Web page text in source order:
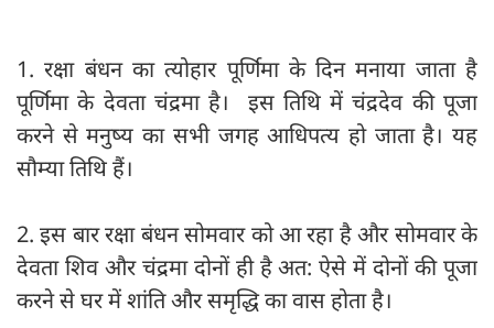
1. रक्षा बंधन का त्योहार पूर्णिमा के दिन मनाया जाता है
पूर्णिमा के देवता चंद्रमा है। इस तिथि में चंद्रदेव की पूजा
करने से मनुष्‍य का सभी जगह आधिपत्य हो जाता है। यह
सौम्या तिथि हैं।
2. इस बार रक्षा बंधन सोमवार को आ रहा है और सोमवार के
देवता शिव और चंद्रमा दोनों ही है अत: ऐसे में दोनों की पूजा
करने से घर में शांति और समृद्धि का वास होता है।